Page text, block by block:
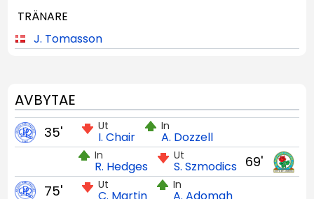
TRÄNARE
J. Tomasson
AVBYTAE
Ut
I. Chair
In
A. Dozzell
35'
69'
Ut
S. Szmodics
In
R. Hedges
Ut
C. Martin
In
A. Adomah
75'